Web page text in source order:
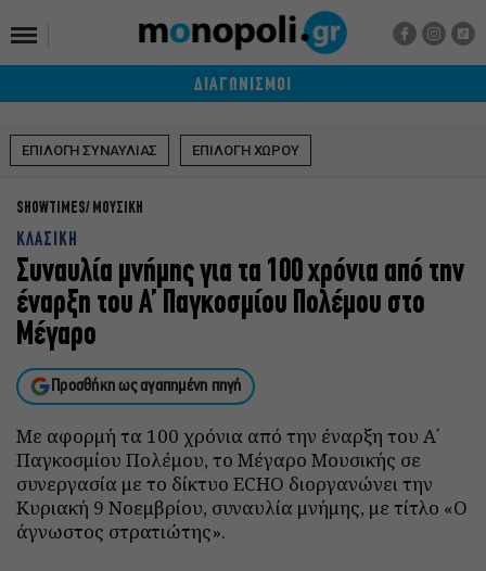
ΔΙΑΓΩΝΙΣΜΟΙ
ΕΠΙΛΟΓΗ ΣΥΝΑΥΛΙΑΣ ΕΠΙΛΟΓΗ ΧΩΡΟΥ
SHOWTIMES ΜΟΥΣΙΚΗ
ΚΛΑΣΙΚΗ
Συναυλία μνήμης για τα 100 χρόνια από την
έναρξη του Α’ Παγκοσμίου Πολέμου στο
Μέγαρο
Προσθήκη ως αγαπημένη πηγή
Με αφορμή τα 100 χρόνια από την έναρξη του Α΄
Παγκοσμίου Πολέμου, το Μέγαρο Μουσικής σε
συνεργασία με το δίκτυο ECHO διοργανώνει την
Κυριακή 9 Νοεμβρίου, συναυλία μνήμης, με τίτλο «Ο
άγνωστος στρατιώτης».